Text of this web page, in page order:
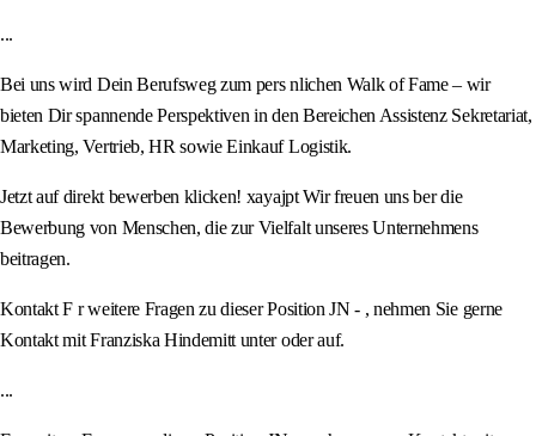
...
Bei uns wird Dein Berufsweg zum pers nlichen Walk of Fame – wir
bieten Dir spannende Perspektiven in den Bereichen Assistenz Sekretariat,
Marketing, Vertrieb, HR sowie Einkauf Logistik.
Jetzt auf direkt bewerben klicken! xayajpt Wir freuen uns ber die
Bewerbung von Menschen, die zur Vielfalt unseres Unternehmens
beitragen.
Kontakt F r weitere Fragen zu dieser Position JN - , nehmen Sie gerne
Kontakt mit Franziska Hindemitt unter oder auf.
...